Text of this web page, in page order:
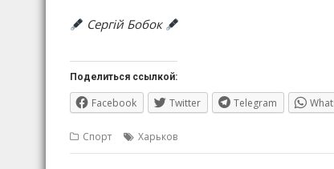
Сергій Бобок
Поделиться ссылкой:
Facebook Twitter Telegram
Спорт Харьков